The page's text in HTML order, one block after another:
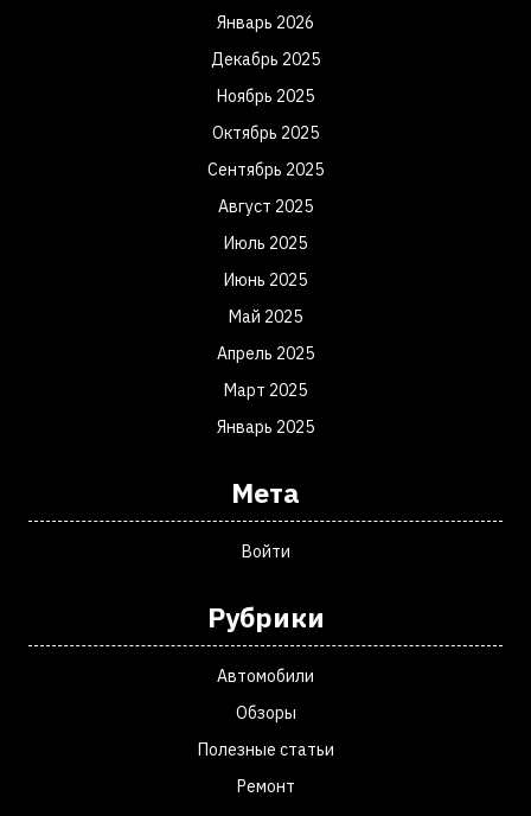
Январь 2026
Декабрь 2025
Ноябрь 2025
Октябрь 2025
Сентябрь 2025
Август 2025
Июль 2025
Июнь 2025
Май 2025
Апрель 2025
Март 2025
Январь 2025
Мета
Войти
Рубрики
Автомобили
Обзоры
Полезные статьи
Ремонт